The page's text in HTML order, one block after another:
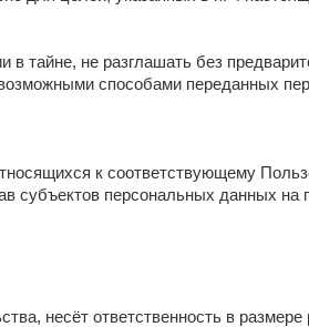
тайне, не разглашать без
способами переданных
к соответствующему
субъектов персональных данных
несёт ответственность в